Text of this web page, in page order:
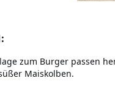
zum Burger passen
Maiskolben.